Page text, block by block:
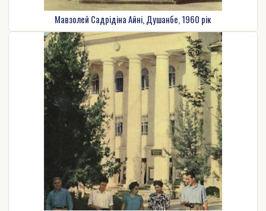
Мавзолей Садрідіна Айні, Душанбе, 1960 рік